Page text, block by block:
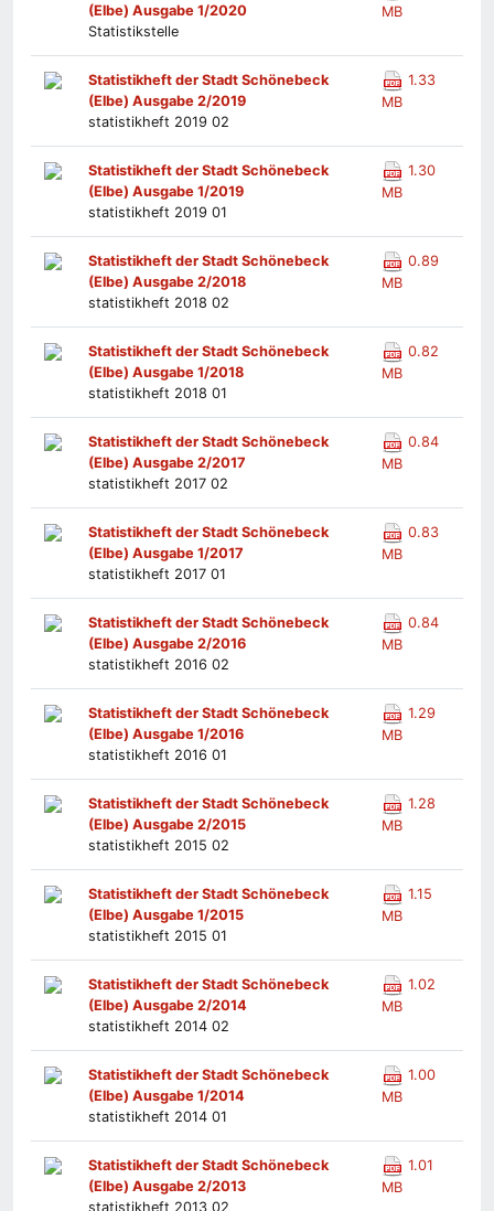
(Elbe) Ausgabe 1/2020
Statistikstelle
MB
Statistikheft der Stadt Schönebeck
(Elbe) Ausgabe 2/2019
statistikheft 2019 02
1.33
MB
Statistikheft der Stadt Schönebeck
(Elbe) Ausgabe 1/2019
statistikheft 2019 01
1.30
MB
Statistikheft der Stadt Schönebeck
(Elbe) Ausgabe 2/2018
statistikheft 2018 02
0.89
MB
Statistikheft der Stadt Schönebeck
(Elbe) Ausgabe 1/2018
statistikheft 2018 01
0.82
MB
Statistikheft der Stadt Schönebeck
(Elbe) Ausgabe 2/2017
statistikheft 2017 02
0.84
MB
Statistikheft der Stadt Schönebeck
(Elbe) Ausgabe 1/2017
statistikheft 2017 01
0.83
MB
Statistikheft der Stadt Schönebeck
(Elbe) Ausgabe 2/2016
statistikheft 2016 02
0.84
MB
Statistikheft der Stadt Schönebeck
(Elbe) Ausgabe 1/2016
statistikheft 2016 01
1.29
MB
Statistikheft der Stadt Schönebeck
(Elbe) Ausgabe 2/2015
statistikheft 2015 02
1.28
MB
Statistikheft der Stadt Schönebeck
(Elbe) Ausgabe 1/2015
statistikheft 2015 01
1.15
MB
Statistikheft der Stadt Schönebeck
(Elbe) Ausgabe 2/2014
statistikheft 2014 02
1.02
MB
Statistikheft der Stadt Schönebeck
(Elbe) Ausgabe 1/2014
statistikheft 2014 01
1.00
MB
Statistikheft der Stadt Schönebeck
(Elbe) Ausgabe 2/2013
statistikheft 2013 02
1.01
MB